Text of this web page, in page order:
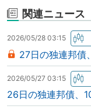
関連ニュース
2026/05/28 03:15
27日の独連邦債
2026/05/27 03:15
26日の独連邦債、